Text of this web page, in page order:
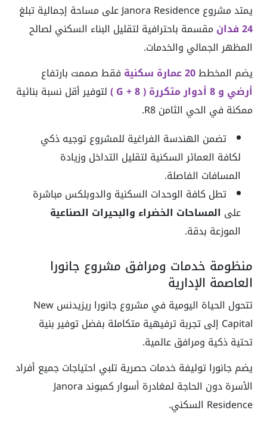
يمتد مشروع Janora Residence على مساحة إجمالية تبلغ
24 فدان
مقسمة باحترافية لتقليل البناء السكني لصالح
المظهر الجمالي والخدمات.
يضم المخطط
فقط صممت بارتفاع
أرضي و 8 أدوار متكررة ( G + 8 )
لتوفير أقل نسبة بنائية
ممكنة في الحي الثامن R8.
تضمن الهندسة الفراغية للمشروع توجيه ذكي
لكافة العمائر السكنية لتقليل التداخل وزيادة
المسافات الفاصلة.
تطل كافة الوحدات السكنية والدوبلكس مباشرة
على المساحات الخضراء والبحيرات الصناعية
الموزعة بدقة.
منظومة خدمات ومرافق مشروع جانورا
العاصمة الإدارية
تتحول الحياة اليومية في مشروع جانورا ريزيدنس New
Capital إلى تجربة ترفيهية متكاملة بفضل توفير بنية
تحتية ذكية ومرافق عالمية.
يضم جانورا توليفة خدمات حصرية تلبي احتياجات جميع أفراد
الأسرة دون الحاجة لمغادرة أسوار كمبوند Janora
Residence السكني.